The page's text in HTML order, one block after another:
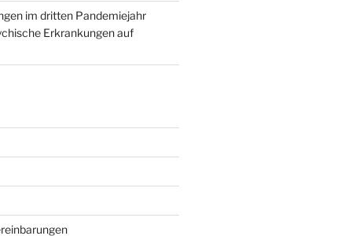
im dritten Pandemiejahr
Erkrankungen auf